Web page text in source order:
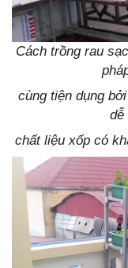
Cách trồng rau
cùng tiện dụng
dễ
chất liệu xốp có